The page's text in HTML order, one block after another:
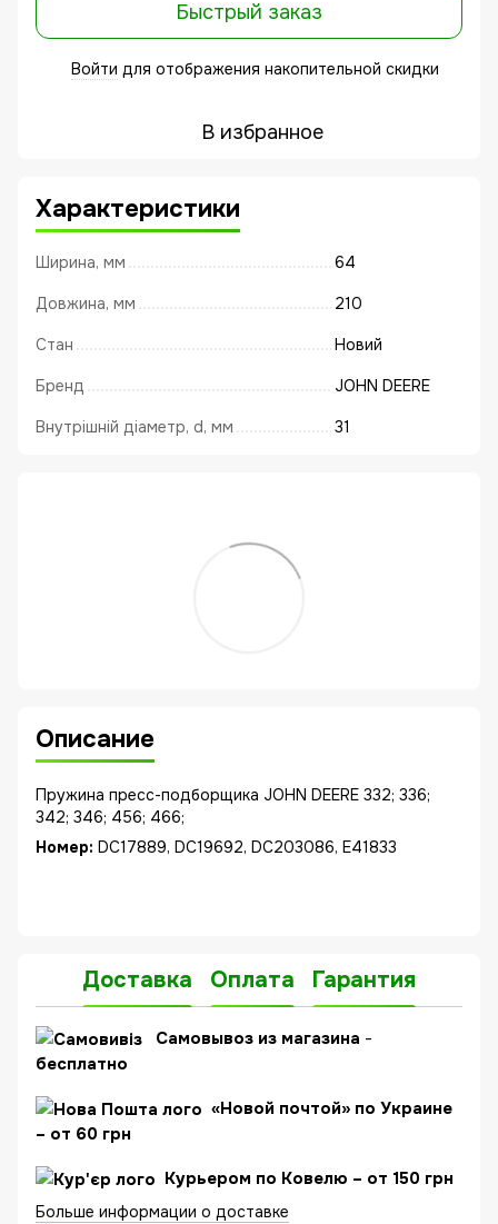
Быстрый заказ
Войти для отображения накопительной скидки
В избранное
Характеристики
Ширина, мм 64
Довжина, мм 210
Стан Новий
Бренд JOHN DEERE
Внутрішній діаметр, d, мм 31
Описание
Пружина пресс-подборщика JOHN DEERE 332; 336;
342; 346; 456; 466;
Номер: DC17889, DC19692, DC203086, E41833
Доставка Оплата Гарантия
Cамовывоз из магазина -
бесплатно
«Новой почтой» по Украине
– от 60 грн
Курьером по Ковелю – от 150 грн
Больше информации о доставке